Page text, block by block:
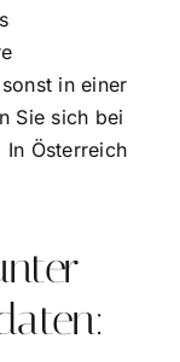
in einer
Sie sich bei
Österreich